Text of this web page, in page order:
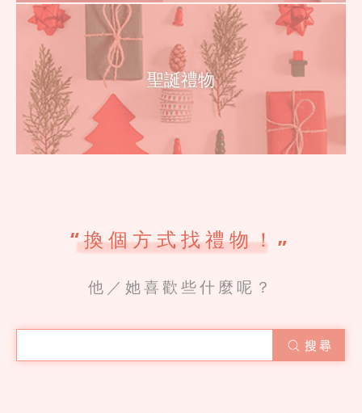
聖誕禮物
“換個方式找禮物！ ”
他／她喜歡些什麼呢？